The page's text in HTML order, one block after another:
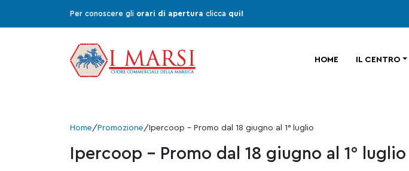
Per conoscere gli orari di apertura clicca qui!
HOME IL CENTRO
Home/ Promozione/ Ipercoop – Promo dal 18 giugno al 1° luglio
Ipercoop – Promo dal 18 giugno al 1° luglio